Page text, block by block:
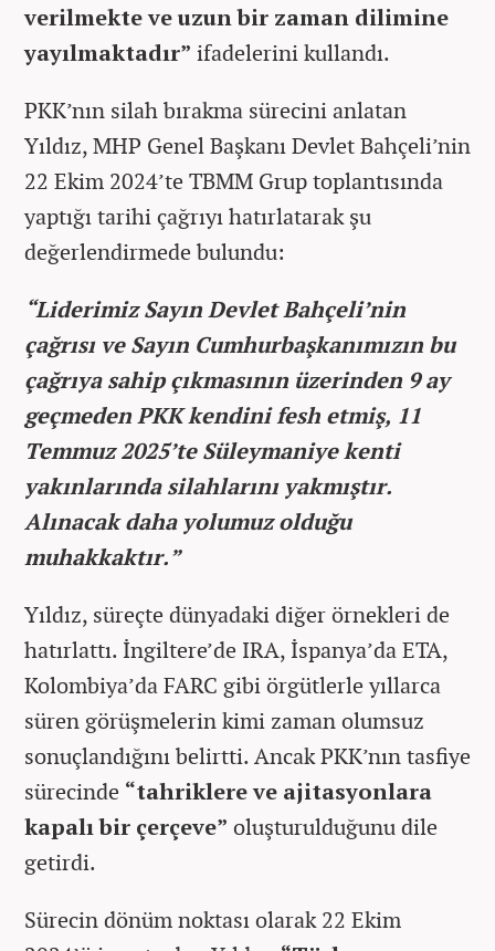
verilmekte ve uzun bir zaman dilimine
yayılmaktadır” ifadelerini kullandı.
PKK’nın silah bırakma sürecini anlatan
Yıldız, MHP Genel Başkanı Devlet Bahçeli’nin
22 Ekim 2024’te TBMM Grup toplantısında
yaptığı tarihi çağrıyı hatırlatarak şu
değerlendirmede bulundu:
“Liderimiz Sayın Devlet Bahçeli’nin
çağrısı ve Sayın Cumhurbaşkanımızın bu
çağrıya sahip çıkmasının üzerinden 9 ay
geçmeden PKK kendini fesh etmiş, 11
Temmuz 2025’te Süleymaniye kenti
yakınlarında silahlarını yakmıştır.
Alınacak daha yolumuz olduğu
muhakkaktır.”
Yıldız, süreçte dünyadaki diğer örnekleri de
hatırlattı. İngiltere’de IRA, İspanya’da ETA,
Kolombiya’da FARC gibi örgütlerle yıllarca
süren görüşmelerin kimi zaman olumsuz
sonuçlandığını belirtti. Ancak PKK’nın tasfiye
sürecinde “tahriklere ve ajitasyonlara
kapalı bir çerçeve” oluşturulduğunu dile
getirdi.
Sürecin dönüm noktası olarak 22 Ekim